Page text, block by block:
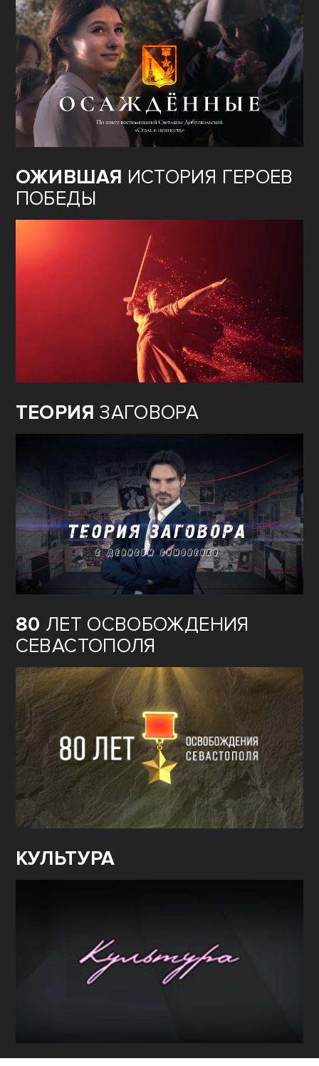
ОЖИВШАЯ ИСТОРИЯ ГЕРОЕВ
ПОБЕДЫ
ТЕОРИЯ ЗАГОВОРА
80 ЛЕТ ОСВОБОЖДЕНИЯ
СЕВАСТОПОЛЯ
КУЛЬТУРА